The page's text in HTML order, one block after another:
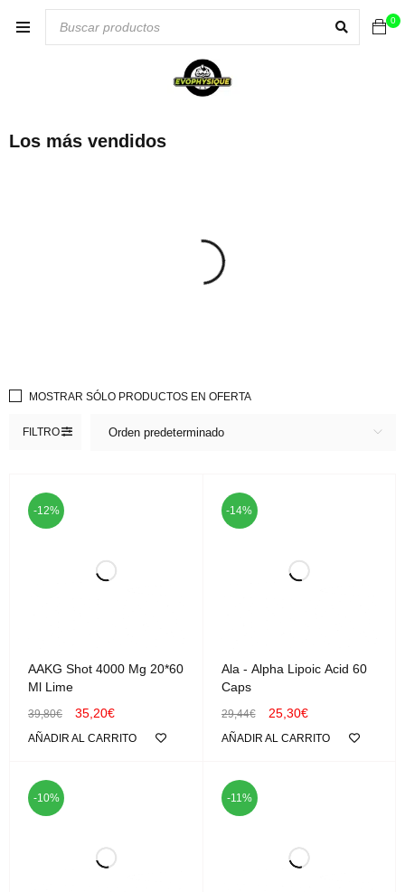
0
Los más vendidos
FILTRO Orden predeterminado
MOSTRAR SÓLO PRODUCTOS EN OFERTA
-12%
AAKG Shot 4000 Mg 20*60
Ml Lime
39,80€ 35,20€
AÑADIR AL CARRITO
-14%
Ala - Alpha Lipoic Acid 60
Caps
29,44€ 25,30€
AÑADIR AL CARRITO
-10% -11%